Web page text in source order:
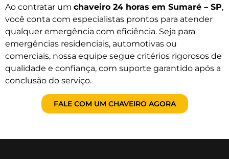
Ao contratar um chaveiro 24 horas em Sumaré – SP,
você conta com especialistas prontos para atender
qualquer emergência com eficiência. Seja para
emergências residenciais, automotivas ou
comerciais, nossa equipe segue critérios rigorosos de
qualidade e confiança, com suporte garantido após a
conclusão do serviço.
FALE COM UM CHAVEIRO AGORA